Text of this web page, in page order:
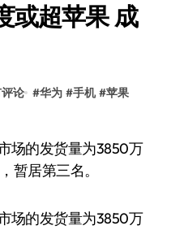
或超苹果 成
论 #华为 #手机 #苹果
暂居第三名。
场的发货量为3850万